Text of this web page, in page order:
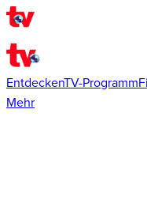
EntdeckenTV-Programm
Mehr